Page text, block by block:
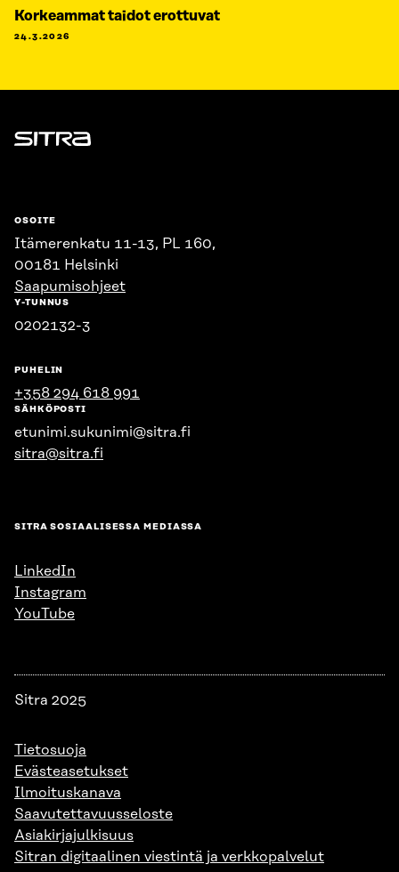
Korkeammat taidot erottuvat
24.3.2026
Sitra
OSOITE
Itämerenkatu 11-13, PL 160,
00181 Helsinki
Saapumisohjeet
Y-TUNNUS
0202132-3
PUHELIN
+358 294 618 991
SÄHKÖPOSTI
etunimi.sukunimi@sitra.fi
sitra@sitra.fi
SITRA SOSIAALISESSA MEDIASSA
LinkedIn
Instagram
YouTube
Sitra 2025
Tietosuoja
Evästeasetukset
Ilmoituskanava
Saavutettavuusseloste
Asiakirjajulkisuus
Sitran digitaalinen viestintä ja verkkopalvelut